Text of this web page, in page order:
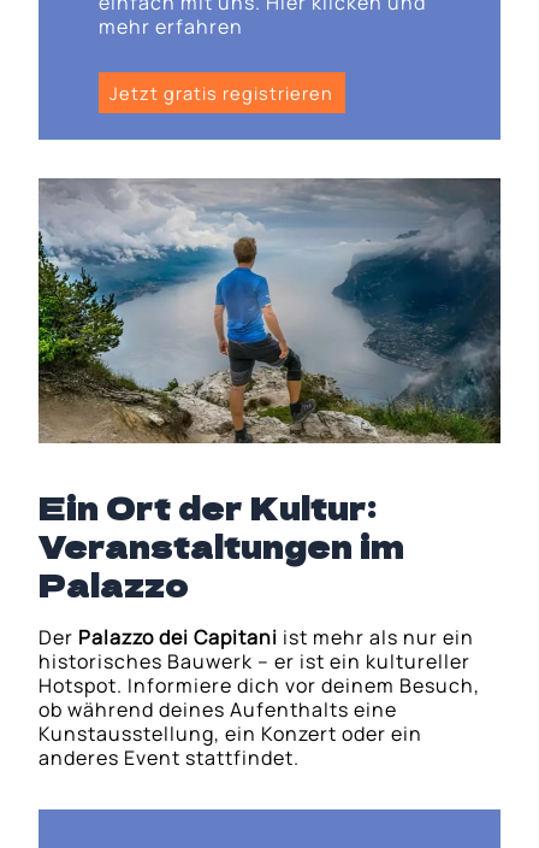
mehr erfahren
Jetzt gratis registrieren
Ein Ort der Kultur:
Veranstaltungen im
Palazzo
Der Palazzo dei Capitani ist mehr als nur ein
historisches Bauwerk – er ist ein kultureller
Hotspot. Informiere dich vor deinem Besuch,
ob während deines Aufenthalts eine
Kunstausstellung, ein Konzert oder ein
anderes Event stattfindet.